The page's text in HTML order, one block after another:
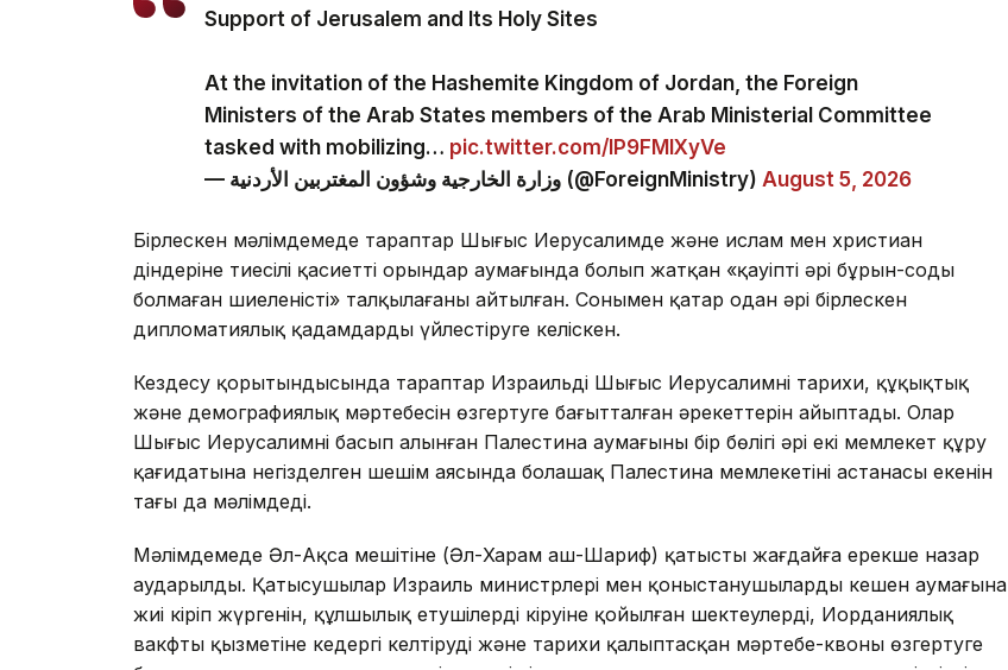
Support of Jerusalem and Its Holy Sites
At the invitation of the Hashemite Kingdom of Jordan, the Foreign
Ministers of the Arab States members of the Arab Ministerial Committee
tasked with mobilizing… pic.twitter.com/lP9FMlXyVe
— وزارة الخارجية وشؤون المغتربين الأردنية (@ForeignMinistry) August 5, 2026
Бірлескен мәлімдемеде тараптар Шығыс Иерусалимде және ислам мен христиан
діндеріне тиесілі қасиетті орындар аумағында болып жатқан «қауіпті әрі бұрын-соңды
болмаған шиеленісті» талқылағаны айтылған. Сонымен қатар одан әрі бірлескен
дипломатиялық қадамдарды үйлестіруге келіскен.
Кездесу қорытындысында тараптар Израильдің Шығыс Иерусалимнің тарихи, құқықтық
және демографиялық мәртебесін өзгертуге бағытталған әрекеттерін айыптады. Олар
Шығыс Иерусалимнің басып алынған Палестина аумағының бір бөлігі әрі екі мемлекет құру
қағидатына негізделген шешім аясында болашақ Палестина мемлекетінің астанасы екенін
тағы да мәлімдеді.
Мәлімдемеде Әл-Ақса мешітіне (Әл-Харам аш-Шариф) қатысты жағдайға ерекше назар
аударылды. Қатысушылар Израиль министрлері мен қоныстанушылардың кешен аумағына
жиі кіріп жүргенін, құлшылық етушілердің кіруіне қойылған шектеулерді, Иорданиялық
вакфтың қызметіне кедергі келтіруді және тарихи қалыптасқан мәртебе-квоны өзгертуге